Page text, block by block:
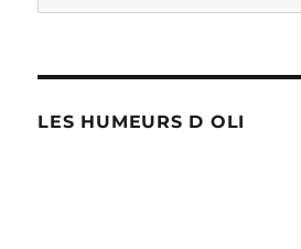
pour :
LES HUMEURS D OLI